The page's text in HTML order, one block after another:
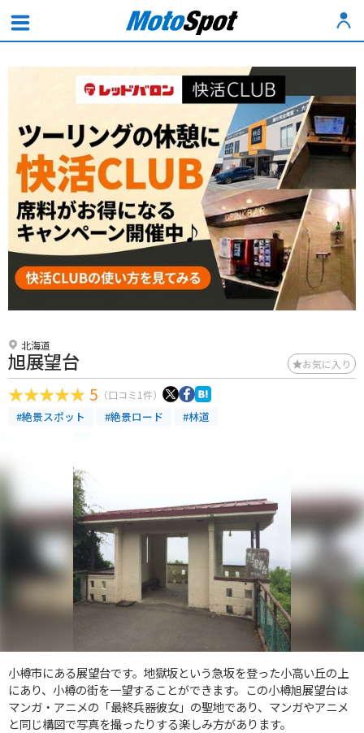
北海道
旭展望台 お気に入り
5 （口コミ1件）
#絶景スポット #絶景ロード #林道
小樽市にある展望台です。地獄坂という急坂を登った小高い丘の上
にあり、小樽の街を一望することができます。この小樽旭展望台は
マンガ・アニメの「最終兵器彼女」の聖地であり、マンガやアニメ
と同じ構図で写真を撮ったりする楽しみ方があります。